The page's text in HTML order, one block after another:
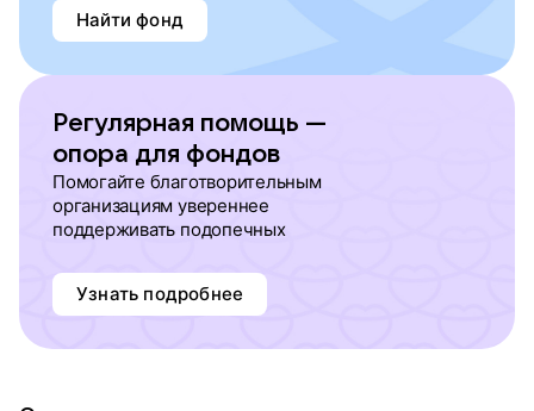
Найти фонд
Регулярная помощь —
опора для фондов
Помогайте благотворительным
организациям увереннее
поддерживать подопечных
Узнать подробнее